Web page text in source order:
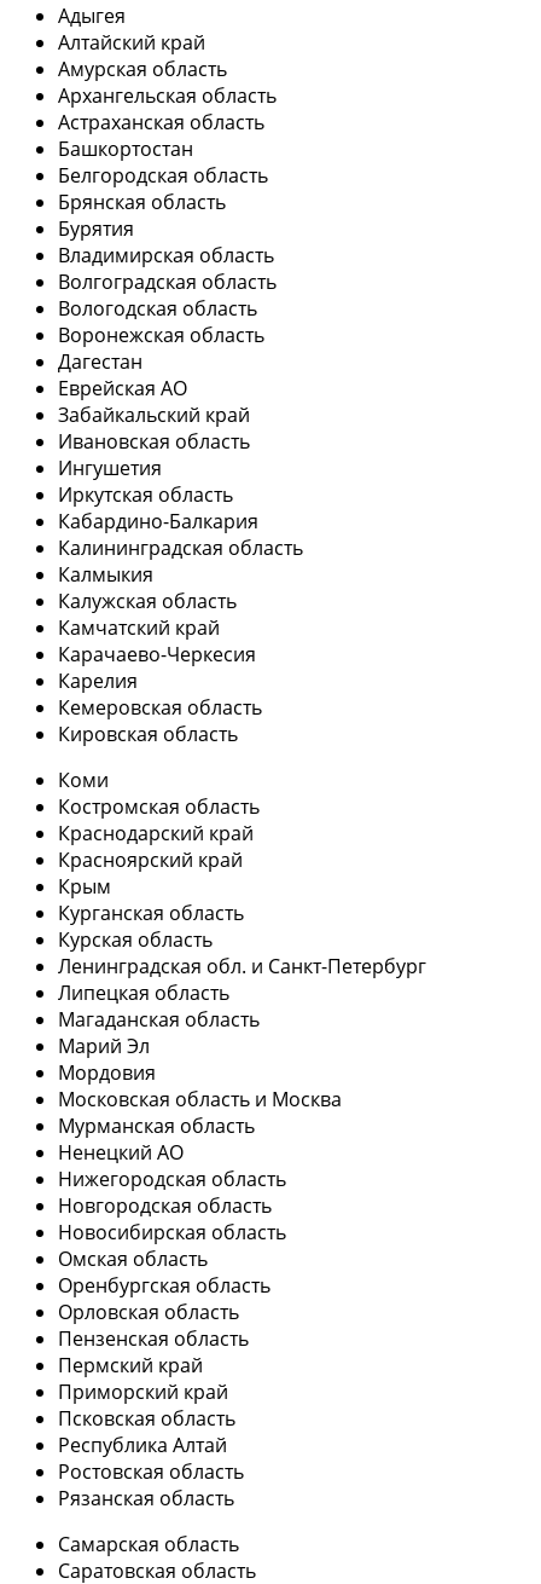
Адыгея
Алтайский край
Амурская область
Архангельская область
Астраханская область
Башкортостан
Белгородская область
Брянская область
Бурятия
Владимирская область
Волгоградская область
Вологодская область
Воронежская область
Дагестан
Еврейская АО
Забайкальский край
Ивановская область
Ингушетия
Иркутская область
Кабардино-Балкария
Калининградская область
Калмыкия
Калужская область
Камчатский край
Карачаево-Черкесия
Карелия
Кемеровская область
Кировская область
Коми
Костромская область
Краснодарский край
Красноярский край
Крым
Курганская область
Курская область
Ленинградская обл. и Санкт-Петербург
Липецкая область
Магаданская область
Марий Эл
Мордовия
Московская область и Москва
Мурманская область
Ненецкий АО
Нижегородская область
Новгородская область
Новосибирская область
Омская область
Оренбургская область
Орловская область
Пензенская область
Пермский край
Приморский край
Псковская область
Республика Алтай
Ростовская область
Рязанская область
Самарская область
Саратовская область